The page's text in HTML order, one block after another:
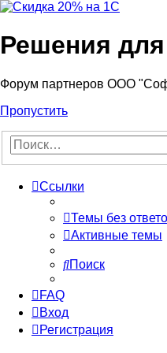
Решения
Форум партнеров ООО
Пропустить
Ссылки
Темы без
Активные темы
Поиск
FAQ
Вход
Регистрация